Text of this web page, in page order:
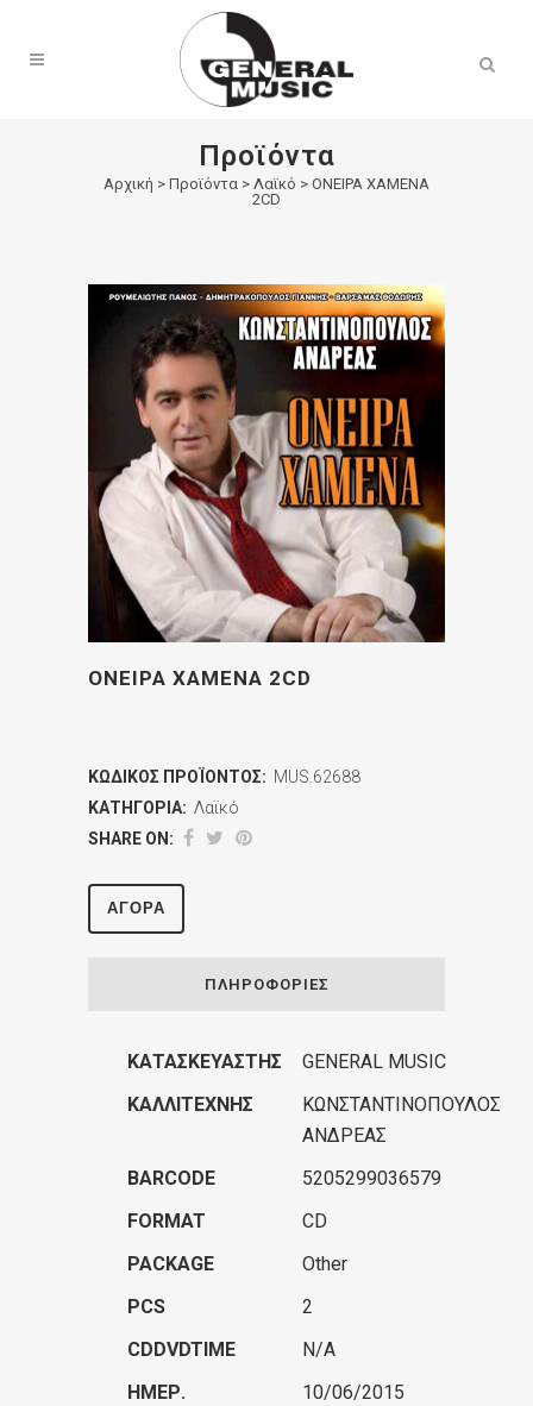
Προϊόντα
Αρχική > Προϊόντα > Λαϊκό > ΟΝΕΙΡΑ ΧΑΜΕΝΑ
2CD
ΟΝΕΙΡΑ ΧΑΜΕΝΑ 2CD
ΚΩΔΙΚΌΣ ΠΡΟΪΌΝΤΟΣ: MUS.62688
ΚΑΤΗΓΟΡΊΑ: Λαϊκό
SHARE ON:
ΑΓΟΡΆ
ΠΛΗΡΟΦΟΡΊΕΣ
ΚΑΤΑΣΚΕΥΑΣΤΉΣ
GENERAL MUSIC
ΚΑΛΛΙΤΈΧΝΗΣ
ΚΩΝΣΤΑΝΤΙΝΟΠΟΥΛΟΣ
ΑΝΔΡΕΑΣ
BARCODE
5205299036579
FORMAT
CD
PACKAGE
Other
PCS
2
CDDVDTIME
N/A
ΗΜΕΡ.
10/06/2015